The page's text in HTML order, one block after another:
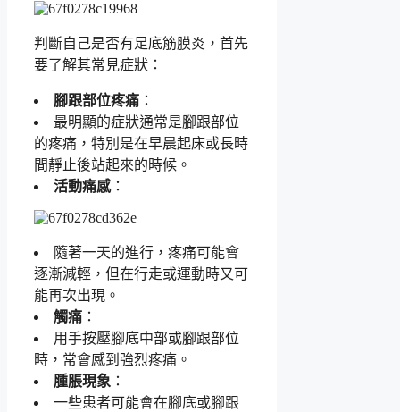
判斷自己是否有足底筋膜炎，首先
要了解其常見症狀：
腳跟部位疼痛 ：
最明顯的症狀通常是腳跟部位
的疼痛，特別是在早晨起床或長時
間靜止後站起來的時候。
活動痛感：
隨著一天的進行，疼痛可能會
逐漸減輕，但在行走或運動時又可
能再次出現。
觸痛 ：
用手按壓腳底中部或腳跟部位
時，常會感到強烈疼痛。
腫脹現象 ：
一些患者可能會在腳底或腳跟